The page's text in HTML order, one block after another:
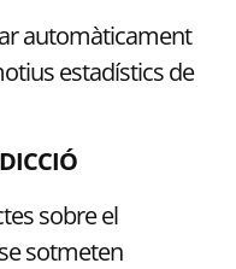
automàticament
estadístics de
sobre el
sotmeten